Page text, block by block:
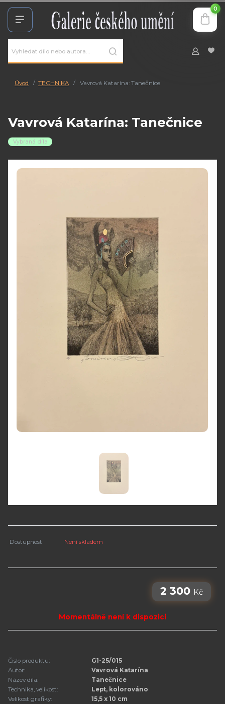
0
Úvod TECHNIKA Vavrová Katarína: Tanečnice
Vavrová Katarína: Tanečnice
Vybraná díla
Dostupnost Není skladem
2 300 Kč
Momentálně není k dispozici
Číslo produktu:
G1-25/015
Autor:
Vavrová Katarína
Název díla:
Tanečnice
Technika, velikost:
Lept, kolorováno
Velikost grafiky:
15,5 x 10 cm